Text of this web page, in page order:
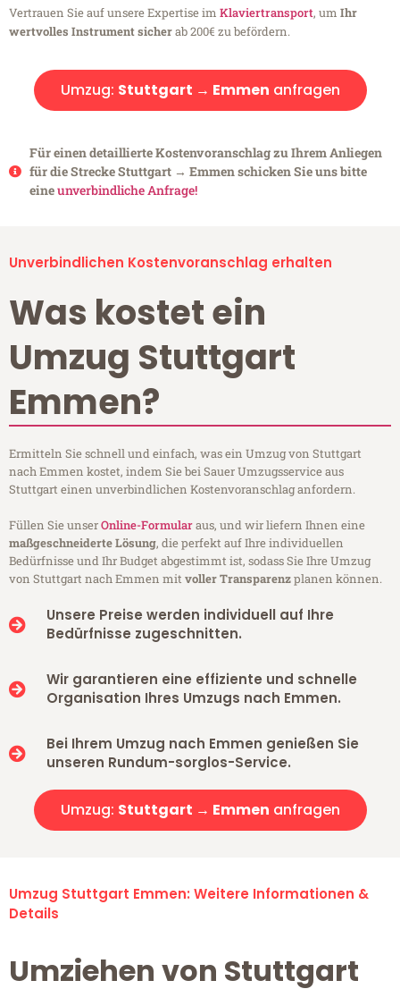
Vertrauen Sie auf unsere Expertise im Klaviertransport, um Ihr
wertvolles Instrument sicherab 200€ zu befördern.
Umzug: Stuttgart → Emmen anfragen
Für einen detaillierte Kostenvoranschlag zu Ihrem Anliegen
für die Strecke Stuttgart → Emmen schicken Sie uns bitte
eineunverbindliche Anfrage!
Unverbindlichen Kostenvoranschlag erhalten
Was kostet ein
Umzug Stuttgart
Emmen?
Ermitteln Sie schnell und einfach, was ein Umzug von Stuttgart
nach Emmen kostet, indem Sie bei Sauer Umzugsservice aus
Stuttgart einen unverbindlichen Kostenvoranschlag anfordern.
Füllen Sie unserOnline-Formularaus, und wir liefern Ihnen eine
maßgeschneiderte Lösung, die perfekt auf Ihre individuellen
Bedürfnisse und Ihr Budget abgestimmt ist, sodass Sie Ihre Umzug
von Stuttgart nach Emmen mitvoller Transparenzplanen können.
Unsere Preise werden individuell auf Ihre
Bedürfnisse zugeschnitten.
Wir garantieren eine effiziente und schnelle
Organisation Ihres Umzugs nach Emmen.
Bei Ihrem Umzug nach Emmen genießen Sie
unseren Rundum-sorglos-Service.
Umzug: Stuttgart → Emmen anfragen
Umzug Stuttgart Emmen: Weitere Informationen &
Details
Umziehen von Stuttgart